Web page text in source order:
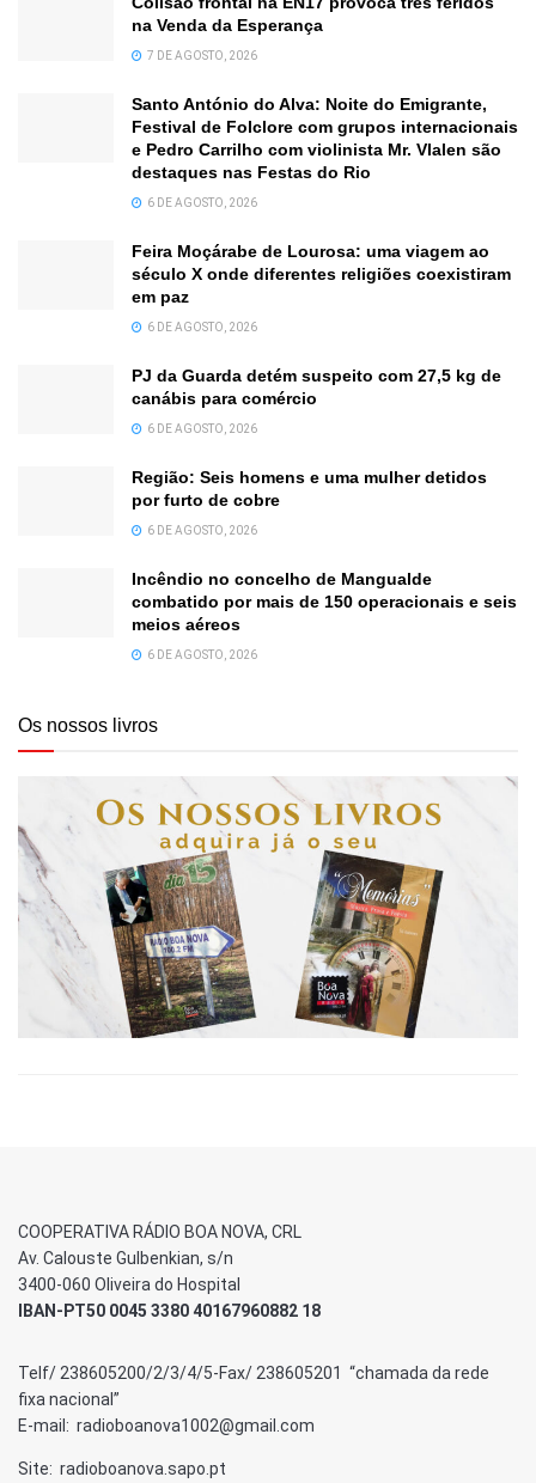
na Venda da Esperança
7 DE AGOSTO, 2026
Santo António do Alva: Noite do Emigrante,
Festival de Folclore com grupos internacionais
e Pedro Carrilho com violinista Mr. Vlalen são
destaques nas Festas do Rio
6 DE AGOSTO, 2026
Feira Moçárabe de Lourosa: uma viagem ao
século X onde diferentes religiões coexistiram
em paz
6 DE AGOSTO, 2026
PJ da Guarda detém suspeito com 27,5 kg de
canábis para comércio
6 DE AGOSTO, 2026
Região: Seis homens e uma mulher detidos
por furto de cobre
6 DE AGOSTO, 2026
Incêndio no concelho de Mangualde
combatido por mais de 150 operacionais e seis
meios aéreos
6 DE AGOSTO, 2026
Os nossos livros
COOPERATIVA RÁDIO BOA NOVA, CRL
Av. Calouste Gulbenkian, s/n
3400-060 Oliveira do Hospital
IBAN-PT50 0045 3380 40167960882 18
Telf/ 238605200/2/3/4/5-Fax/ 238605201 “chamada da rede
fixa nacional”
E-mail: radioboanova1002@gmail.com
Site: radioboanova.sapo.pt